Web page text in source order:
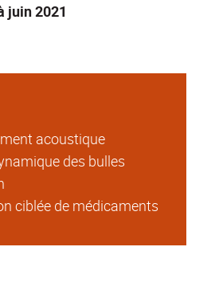
juin 2021
acoustique
des bulles
ciblée de médicaments